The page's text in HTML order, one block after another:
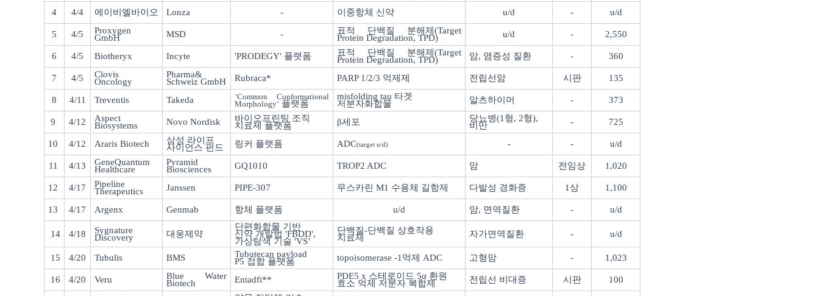
4 4/4 에이비엘바이오 Lonza - 이중항체 신약 u/d - u/d
5 4/5 Proxygen
GmbH MSD - 표적 단백질 분해제(Target
Protein Degradation, TPD) u/d - 2,550
6 4/5 Biotheryx Incyte 'PRODEGY' 플랫폼 표적 단백질 분해제(Target
Protein Degradation, TPD) 암, 염증성 질환 - 360
7 4/5 Clovis
Oncology
Pharma&
Schweiz GmbH Rubraca* PARP 1/2/3 억제제 전립선암 시판 135
8 4/11 Treventis Takeda
‘Common Conformational
Morphology’ 플랫폼
misfolding tau 타겟
저분자화합물 알츠하이머 - 373
9 4/12 Aspect
Biosystems Novo Nordisk 바이오프린팅 조직
치료제 플랫폼 β세포 당뇨병(1 형, 2형),
비만 - 725
10 4/12 Araris Biotech 삼성 라이프
사이언스 펀드 링커 플랫폼 ADC(target u/d) - - u/d
11 4/13 GeneQuantum
Healthcare
Pyramid
Biosciences GQ1010 TROP2 ADC 암 전임상 1,020
12 4/17 Pipeline
Therapeutics Janssen PIPE-307 무스카린 M1 수용체 길항제 다발성 경화증 1상 1,100
13 4/17 Argenx Genmab 항체 플랫폼 u/d 암, 면역질환 - u/d
14 4/18 Sygnature
Discovery 대웅제약
단편화합물 기반
신약 개발법 'FBDD',
가상탐색 기술 'VS’
단백질-단백질 상호작용
치료제 자가면역질환 - u/d
15 4/20 Tubulis BMS Tubutecan payload
P5 접합 플랫폼 topoisomerase -1 억제 ADC 고형암 - 1,023
16 4/20 Veru Blue Water
Biotech Entadfi** PDE5 x 스테로이드 5α 환원
효소 억제 저분자 복합제 전립선 비대증 시판 100